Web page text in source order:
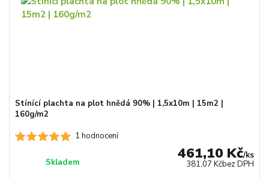
1 hodnocení
Stínící plachta na plot hnědá 90% | 1,5x10m | 15m2 |
160g/m2
461,10 Kč/ks
381,07 Kčbez DPH
Skladem